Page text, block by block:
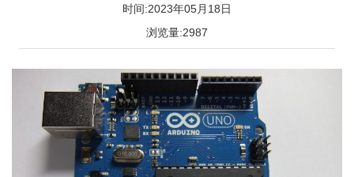
时间:2023年05月18日
浏览量:2987